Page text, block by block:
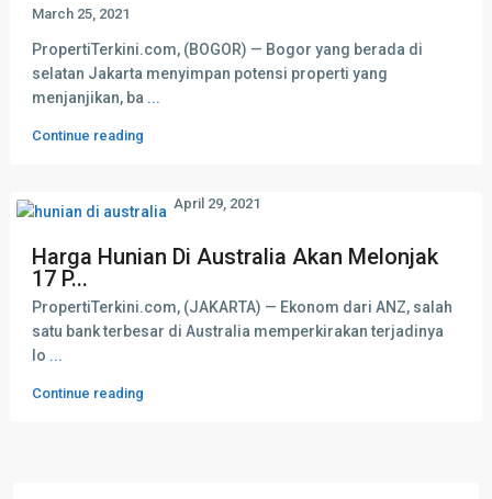
March 25, 2021
PropertiTerkini.com, (BOGOR) — Bogor yang berada di
selatan Jakarta menyimpan potensi properti yang
menjanjikan, ba ...
Continue reading
Harga Hunian Di Australia Akan Melonjak
17 P...
April 29, 2021
PropertiTerkini.com, (JAKARTA) — Ekonom dari ANZ, salah
satu bank terbesar di Australia memperkirakan terjadinya
lo ...
Continue reading